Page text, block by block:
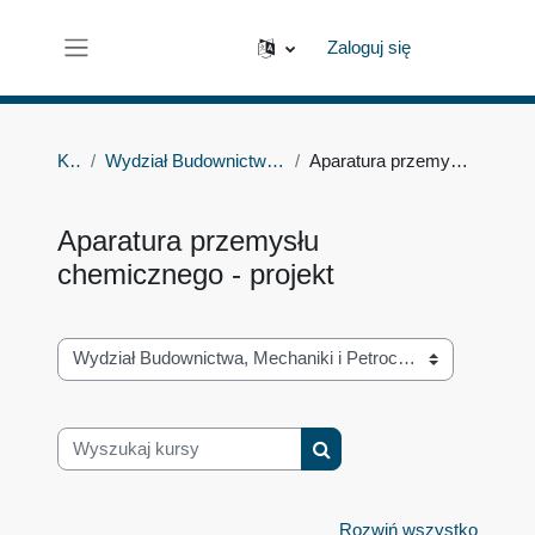
Zaloguj się
Kursy Wydział Budownictwa, Mechaniki i Petrochemii Aparatura przemysłu chemicznego - projekt
Aparatura przemysłu
chemicznego - projekt
Kategorie kursów
Wyszukaj kursy
Wyszukaj kursy
Rozwiń wszystko